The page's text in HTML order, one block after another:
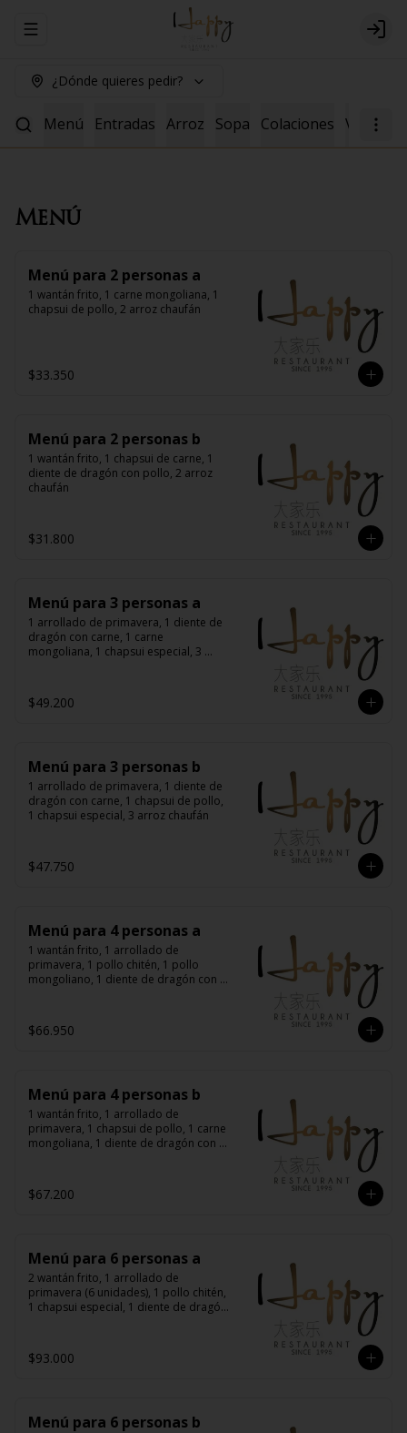
Abrir menu de navegación Login
¿Dónde quieres pedir?
Menú Entradas Arroz Sopa Colaciones Vacuno
Menú
Menú para 2 personas a
1 wantán frito, 1 carne mongoliana, 1
chapsui de pollo, 2 arroz chaufán
$33.350
Menú para 2 personas b
1 wantán frito, 1 chapsui de carne, 1
diente de dragón con pollo, 2 arroz
chaufán
$31.800
Menú para 3 personas a
1 arrollado de primavera, 1 diente de
dragón con carne, 1 carne
mongoliana, 1 chapsui especial, 3
$49.200
Menú para 3 personas b
1 arrollado de primavera, 1 diente de
dragón con carne, 1 chapsui de pollo,
1 chapsui especial, 3 arroz chaufán
$47.750
Menú para 4 personas a
1 wantán frito, 1 arrollado de
primavera, 1 pollo chitén, 1 pollo
mongoliano, 1 diente de dragón con
$66.950
Menú para 4 personas b
1 wantán frito, 1 arrollado de
primavera, 1 chapsui de pollo, 1 carne
mongoliana, 1 diente de dragón con
$67.200
Menú para 6 personas a
2 wantán frito, 1 arrollado de
primavera (6 unidades), 1 pollo chitén,
1 chapsui especial, 1 diente de dragón
$93.000
Menú para 6 personas b